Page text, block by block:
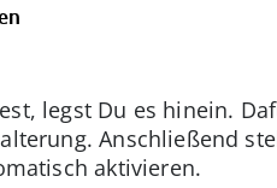
legst Du es hinein.
Anschließend
aktivieren.